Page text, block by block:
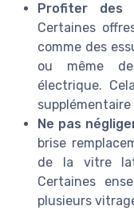
Profiter des
Certaines
comme des
ou même
électrique.
Ne pas
brise
de la vitre
Certaines
plusieurs